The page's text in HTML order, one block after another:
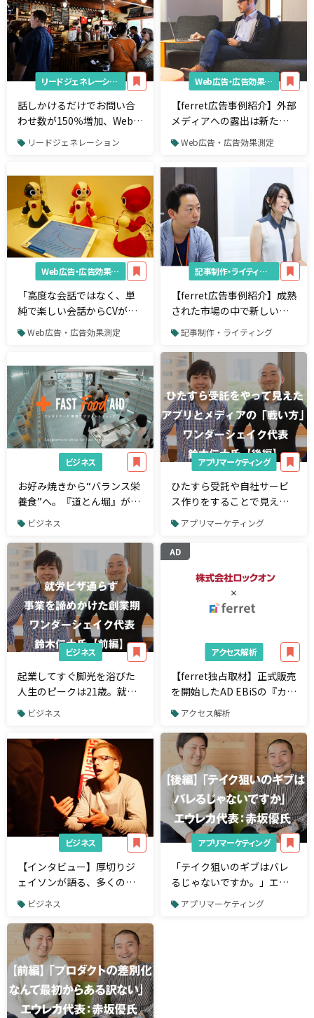
リードジェネレーション
話しかけるだけでお問い合
わせ数が150％増加、Web接
客ツールの持つ可能性
リードジェネレーション
Web広告・広告効果測定
【ferret広告事例紹介】外部
メディアへの露出は新たな
顧客に接触するキッカケ
Web広告・広告効果測定
Web広告・広告効果測定
「高度な会話ではなく、単
純で楽しい会話からCVが生
まれる可能性を検証した
関係者インタビュー-
Web広告・広告効果測定
記事制作・ライティング
【ferret広告事例紹介】成熟
された市場の中で新しいユ
ーザーを獲得するための外
記事制作・ライティング
ビジネス
お好み焼きから“バランス栄
養食”へ。『道とん堀』が行
ったリブランディング施策
とは
ビジネス
アプリマーケティング
ひたすら受託や自社サービ
ス作りをすることで見えた
メディアとアプリの戦い
方。「今が一番面白いで
す。」ワンダーシェイク代
表・鈴木仁士氏【後編】
アプリマーケティング
ビジネス
起業してすぐ脚光を浴びた
人生のピークは21歳。就労
ビザ通らず、事業立ち上げ
ダーシェイク代表・鈴木仁
士氏【前編】
ビジネス
AD
アクセス解析
【ferret独占取材】正式販売
を開始したAD EBiSの『カス
タマージャーニー分析』 次
加わる新機能とは
アクセス解析
ビジネス
【インタビュー】厚切りジ
ェイソンが語る、多くの日
本人に欠けている3つの人生
ビジネス
アプリマーケティング
「テイク狙いのギブはバレ
るじゃないですか。」エウ
レカ代表・赤坂優氏【後
アプリマーケティング